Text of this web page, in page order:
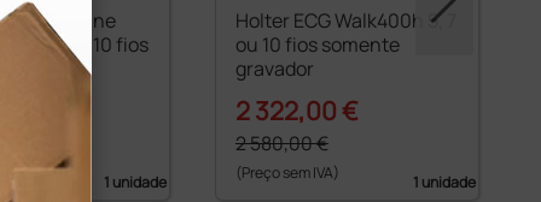
Cardioline
a 5, 7 ou 10 fios
1 unidade
Holter ECG Walk400h 5, 7
ou 10 fios somente
gravador
2 322,00 €
2 580,00 €
(Preço sem IVA) 1 unidade